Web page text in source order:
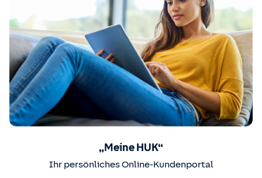
„Meine HUK“
Ihr persönliches Online-Kundenportal